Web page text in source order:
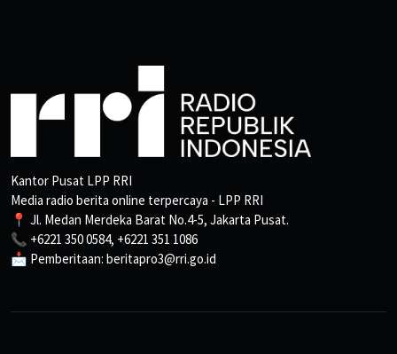
Kantor Pusat LPP RRI
Media radio berita online terpercaya - LPP RRI
📍 Jl. Medan Merdeka Barat No.4-5, Jakarta Pusat.
📞 +6221 350 0584, +6221 351 1086
📩 Pemberitaan: beritapro3@rri.go.id